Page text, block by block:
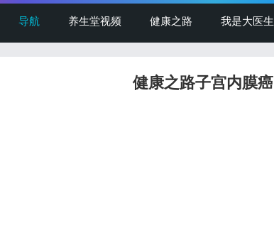
导航 养生堂视频 健康之路 我是大医生
健康之路子宫内膜癌